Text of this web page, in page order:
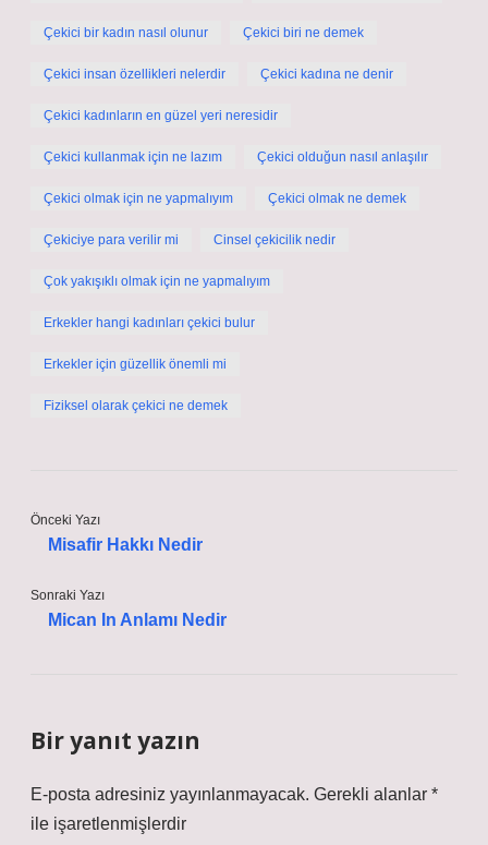
Çekici bir kadın nasıl olunur Çekici biri ne demek
Çekici insan özellikleri nelerdir Çekici kadına ne denir
Çekici kadınların en güzel yeri neresidir
Çekici kullanmak için ne lazım Çekici olduğun nasıl anlaşılır
Çekici olmak için ne yapmalıyım Çekici olmak ne demek
Çekiciye para verilir mi Cinsel çekicilik nedir
Çok yakışıklı olmak için ne yapmalıyım
Erkekler hangi kadınları çekici bulur
Erkekler için güzellik önemli mi
Fiziksel olarak çekici ne demek
Önceki Yazı
Misafir Hakkı Nedir
Sonraki Yazı
Mican In Anlamı Nedir
Bir yanıt yazın
E-posta adresiniz yayınlanmayacak. Gerekli alanlar *
ile işaretlenmişlerdir